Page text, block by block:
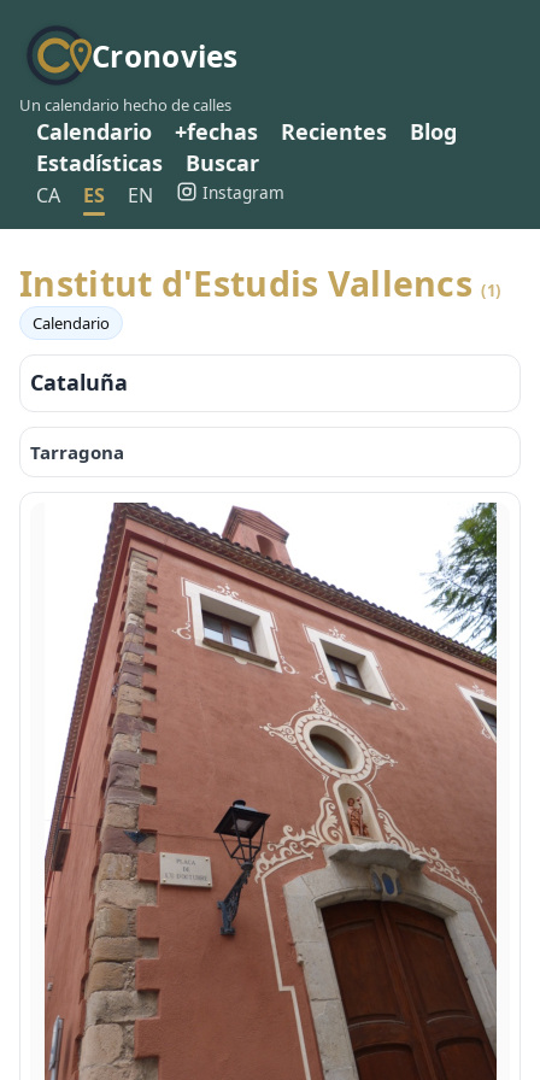
Cronovies
Un calendario hecho de calles
Calendario +fechas Recientes
Blog
Estadísticas
Buscar
CA ES EN Instagram
Institut d'Estudis Vallencs(1)
Calendario
Cataluña
Tarragona